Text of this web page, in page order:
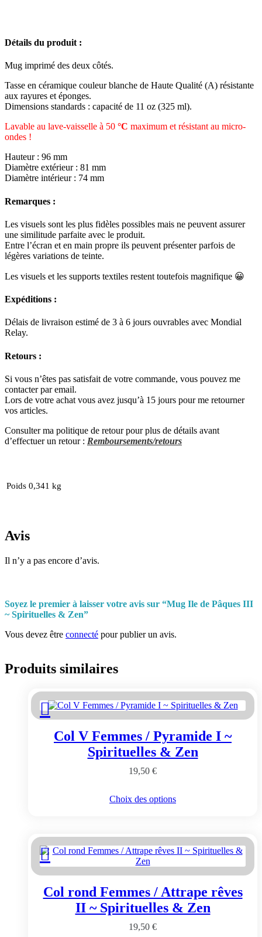
Détails du produit :
Mug imprimé des deux côtés.
Tasse en céramique couleur blanche de Haute Qualité (A) résistante
aux rayures et éponges.
Dimensions standards : capacité de 11 oz (325 ml).
Lavable au lave-vaisselle à 50 °C maximum et résistant au micro-
ondes !
Hauteur : 96 mm
Diamètre extérieur : 81 mm
Diamètre intérieur : 74 mm
Remarques :
Les visuels sont les plus fidèles possibles mais ne peuvent assurer
une similitude parfaite avec le produit.
Entre l’écran et en main propre ils peuvent présenter parfois de
légères variations de teinte.
Les visuels et les supports textiles restent toutefois magnifique 😀
Expéditions :
Délais de livraison estimé de 3 à 6 jours ouvrables avec Mondial
Relay.
Retours :
Si vous n’êtes pas satisfait de votre commande, vous pouvez me
contacter par email.
Lors de votre achat vous avez jusqu’à 15 jours pour me retourner
vos articles.
Consulter ma politique de retour pour plus de détails avant
d’effectuer un retour : Remboursements/retours
Poids 0,341 kg
Avis
Il n’y a pas encore d’avis.
Soyez le premier à laisser votre avis sur “Mug Ile de Pâques III
~ Spirituelles & Zen”
Vous devez être connecté pour publier un avis.
Produits similaires
Col V Femmes / Pyramide I ~
Spirituelles & Zen
19,50 €
Choix des options
Ce
Les
options
choisies
sur
la
page
Col rond Femmes / Attrape rêves
II ~ Spirituelles & Zen
19,50 €